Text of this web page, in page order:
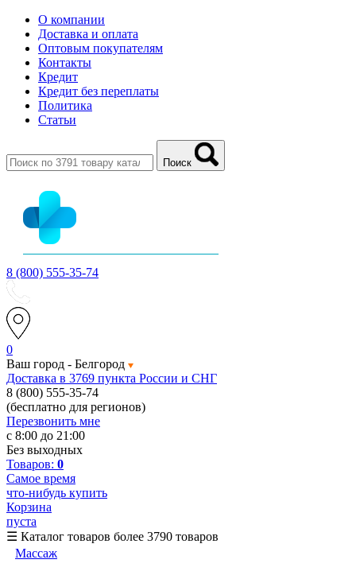
О компании
Доставка и оплата
Оптовым покупателям
Контакты
Кредит
Кредит без переплаты
Политика
Статьи
Поиск
8 (800) 555-35-74
0
Ваш город - Белгород
Доставка в 3769 пункта России и СНГ
8 (800) 555-35-74
(бесплатно для регионов)
Перезвонить мне
с 8:00 до 21:00
Без выходных
Товаров: 0
Самое время
что-нибудь купить
Корзина
пуста
☰ Каталог товаров более 3790 товаров
Массаж